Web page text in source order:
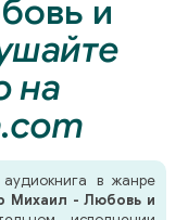
и
на
в жанре
Михаил - Любовь и